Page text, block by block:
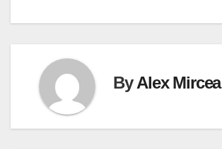
ByAlex Mircea